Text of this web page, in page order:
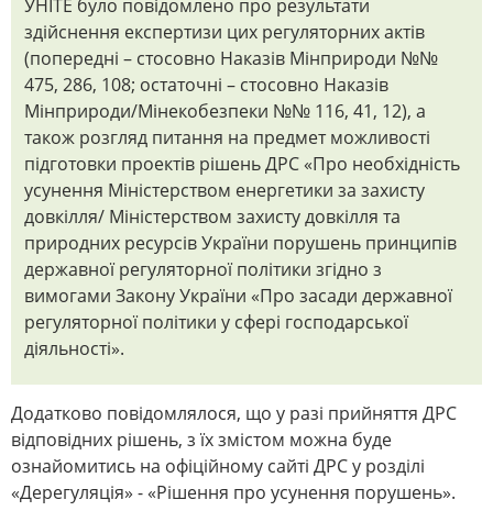
УНІТЕ було повідомлено про результати
здійснення експертизи цих регуляторних актів
(попередні – стосовно Наказів Мінприроди №№
475, 286, 108; остаточні – стосовно Наказів
Мінприроди/Мінекобезпеки №№ 116, 41, 12), а
також розгляд питання на предмет можливості
підготовки проектів рішень ДРС «Про необхідність
усунення Міністерством енергетики за захисту
довкілля/ Міністерством захисту довкілля та
природних ресурсів України порушень принципів
державної регуляторної політики згідно з
вимогами Закону України «Про засади державної
регуляторної політики у сфері господарської
діяльності».
Додатково повідомлялося, що у разі прийняття ДРС
відповідних рішень, з їх змістом можна буде
ознайомитись на офіційному сайті ДРС у розділі
«Дерегуляція» - «Рішення про усунення порушень».